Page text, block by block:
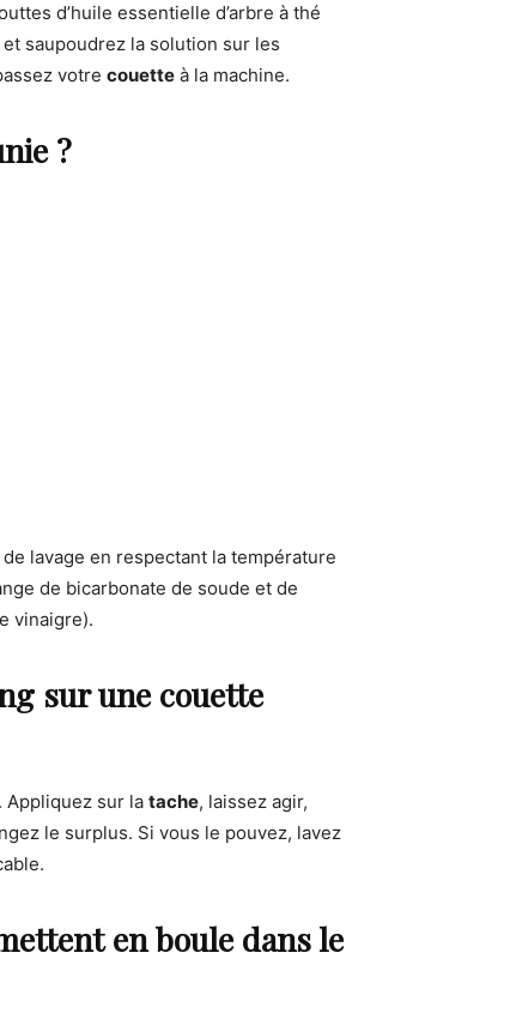
d’huile essentielle d’arbre à thé
saupoudrez la solution sur les
votre couette à la machine.
?
lavage en respectant la température
de bicarbonate de soude et de
vinaigre).
sur une couette
Appliquez sur la tache, laissez agir,
le surplus. Si vous le pouvez, lavez
en boule dans le